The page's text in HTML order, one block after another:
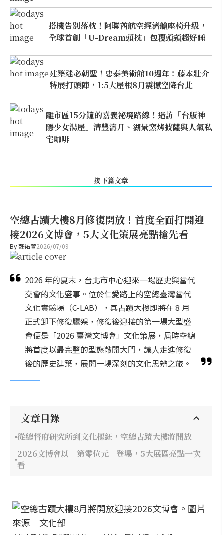
搭機告別落枕！阿聯酋航空經濟艙座椅升級，
全球首創「U-Dream頭枕」包覆頭頸超好睡
建築迷必朝聖！忠泰美術館10週年：藤本壯介
特展打頭陣，1:5大屋根8月震撼空降台北
離市區15分鐘的嘉義祕境路線！造訪「台版神
隱少女湯屋」清豐濤月、湖景窯烤披薩與人氣私
宅咖啡
接下篇文章
空總古蹟大樓8月修復開放！首度全面打開迎
接2026文博會，5大文化策展亮點搶先看
By蘇祐萱2026/07/09
2026 年的夏末，台北市中心迎來一場歷史與當代
交會的文化盛事。位於仁愛路上的空總臺灣當代
文化實驗場（C-LAB），其古蹟大樓即將在 8 月
正式卸下修復鷹架，修復後迎接的第一場大型盛
會便是「2026 臺灣文博會」文化策展，屆時空總
將首度以最完整的型態敞開大門，讓人走進修復
後的歷史建築，展開一場深刻的文化思辨之旅。
文章目錄
從總督府研究所到文化樞紐，空總古蹟大樓將開放
2026文博會以「第零位元」登場，5大展區亮點一次
看